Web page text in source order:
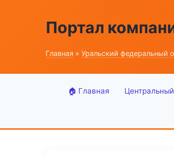
Портал
Главная » Уральский федеральный
🏠 Главная